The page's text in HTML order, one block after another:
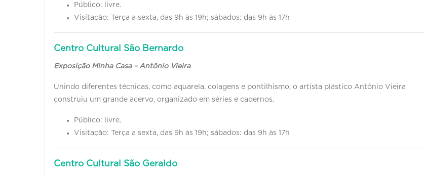
Público: livre.
Visitação: Terça a sexta, das 9h às 19h; sábados: das 9h às 17h
Centro Cultural São Bernardo
Exposição Minha Casa – Antônio Vieira
Unindo diferentes técnicas, como aquarela, colagens e pontilhismo, o artista plástico Antônio Vieira
construiu um grande acervo, organizado em séries e cadernos.
Público: livre.
Visitação: Terça a sexta, das 9h às 19h; sábados: das 9h às 17h
Centro Cultural São Geraldo